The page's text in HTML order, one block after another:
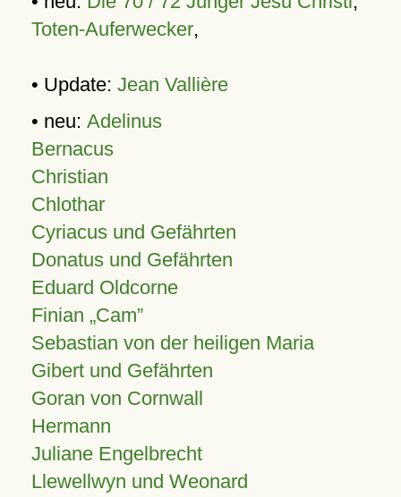
Toten-Auferwecker,
• Update: Jean Vallière
• neu: Adelinus
Bernacus
Christian
Chlothar
Cyriacus und Gefährten
Donatus und Gefährten
Eduard Oldcorne
Finian Cam
Sebastian von der heiligen Maria
Gibert und Gefährten
Goran von Cornwall
Hermann
Juliane Engelbrecht
Llewellwyn und Weonard